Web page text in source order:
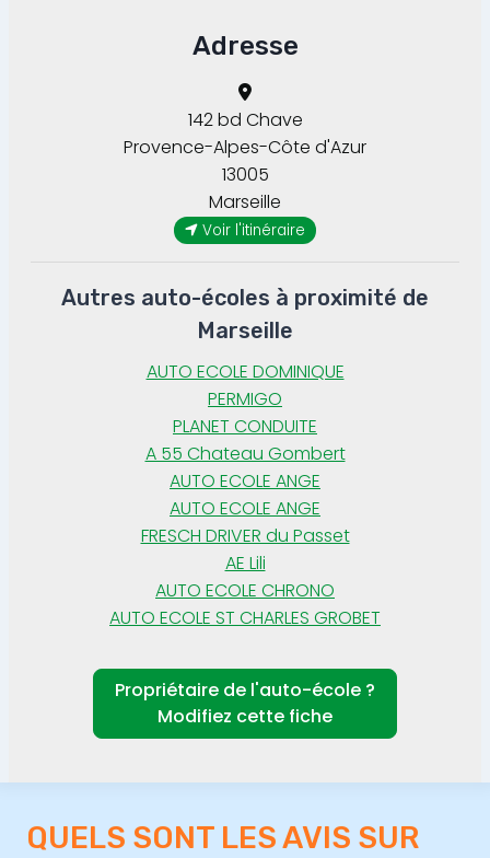
Adresse
142 bd Chave
Marseille
Provence-Alpes-Côte d'Azur
13005
Voir l'itinéraire
Autres auto-écoles à proximité de
Marseille
AUTO ECOLE DOMINIQUE
PERMIGO
PLANET CONDUITE
A 55 Chateau Gombert
AUTO ECOLE ANGE
AUTO ECOLE ANGE
FRESCH DRIVER du Passet
AE Lili
AUTO ECOLE CHRONO
AUTO ECOLE ST CHARLES GROBET
Propriétaire de l'auto-école ?
Modifiez cette fiche
QUELS SONT LES AVIS SUR